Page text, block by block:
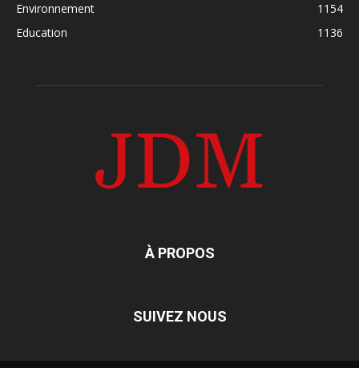
Environnement
1154
Education
1136
À PROPOS
SUIVEZ NOUS